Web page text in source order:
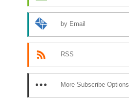
by Email
RSS
More Subscribe Options